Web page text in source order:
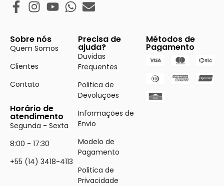
Sobre nós
Quem Somos
Clientes
Contato
Horário de
atendimento
Segunda - Sexta
8:00 - 17:30
+55 (14) 3418-4113
Precisa de
ajuda?
Duvidas
Frequentes
Politica de
Devoluções
Informações de
Envio
Modelo de
Pagamento
Politica de
Privacidade
Métodos de
Pagamento